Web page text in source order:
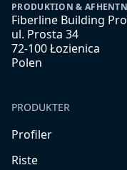
PRODUKTION &
Fiberline Building
ul. Prosta 34
72-100 Łozienica
Polen
PRODUKTER
Profiler
Riste